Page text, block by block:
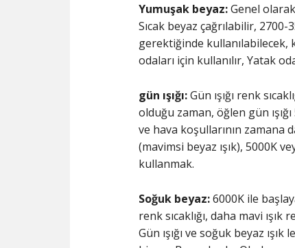
Yumuşak beyaz:Genel
Sıcak beyaz çağrılabilir,
gerektiğinde kullanılabilecek,
odaları için kullanılır, Yatak
gün ışığı:Gün ışığı renk
olduğu zaman, öğlen gün
ve hava koşullarının zamana
(mavimsi beyaz ışık), 5000K
kullanmak.
Soğuk beyaz:6000K ile
renk sıcaklığı, daha mavi ışık
Gün ışığı ve soğuk beyaz